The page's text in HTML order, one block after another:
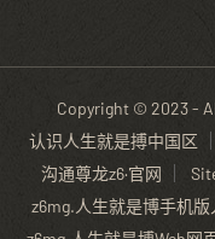
Copyright © 2023 -
认识人生就是搏中国区
沟通尊龙z6·官网
z6mg.人生就是博手机版